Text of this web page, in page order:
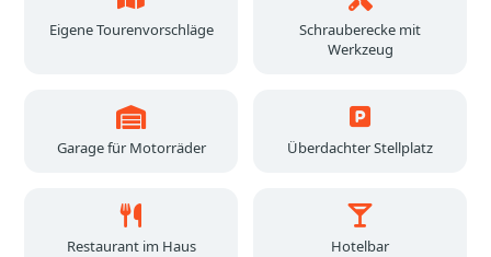
Eigene Tourenvorschläge
Schrauberecke mit
Werkzeug
Garage für Motorräder Überdachter Stellplatz
Restaurant im Haus Hotelbar